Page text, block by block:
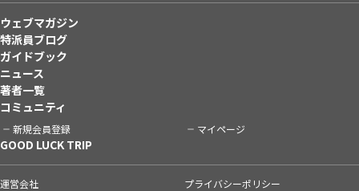
ウェブマガジン
特派員ブログ
ガイドブック
ニュース
著者一覧
コミュニティ
新規会員登録 マイページ
GOOD LUCK TRIP
運営会社
プライバシーポリシー